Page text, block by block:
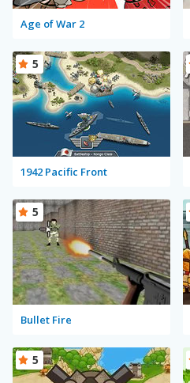
Age of War 2
1942 Pacific Front
5
Bullet Fire
5
5